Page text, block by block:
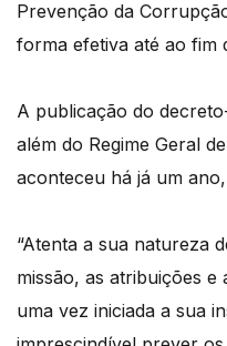
Prevenção da
forma efetiva até ao fim
A publicação do
além do Regime Geral
aconteceu há já um
“Atenta a sua natureza
missão, as atribuições e
uma vez iniciada a sua